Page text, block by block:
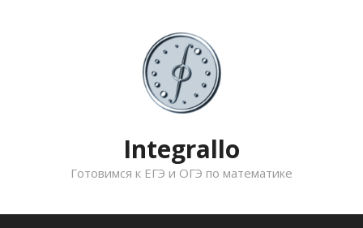
Integrallo
Готовимся к ЕГЭ и ОГЭ по математике